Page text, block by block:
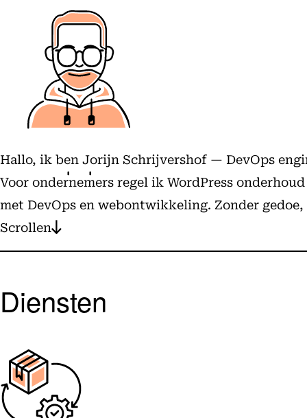
Hallo, ik ben Jorijn Schrijvershof — DevOps
Voor ondernemers regel ik WordPress
met DevOps en webontwikkeling. Zonder
Scrollen
Diensten